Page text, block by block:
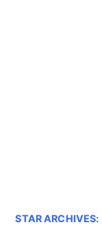
STAR ARCHIVES: